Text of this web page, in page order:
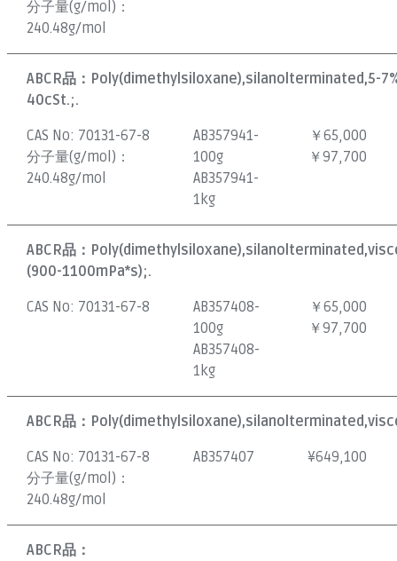
分子量(g/mol)：
240.48g/mol
ABCR品： Poly(dimethylsiloxane),silanolterminated,5-
40cSt.;.
CAS No: 70131-67-8
分子量(g/mol)：
240.48g/mol
AB357941-
100g
AB357941-
1kg
￥65,000
￥97,700
ABCR品：
(900-1100mPa*s);.
CAS No: 70131-67-8
AB357408-
100g
AB357408-
1kg
￥65,000
￥97,700
ABCR品：
CAS No: 70131-67-8
分子量(g/mol)：
240.48g/mol
AB357407 ¥649,100
ABCR品：